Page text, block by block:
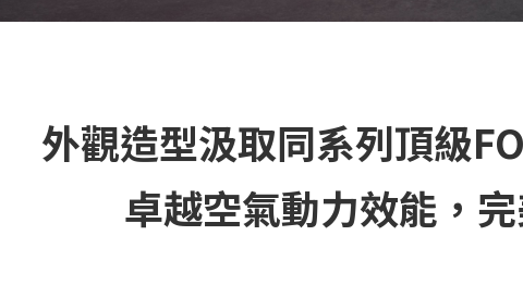
外觀造型汲取同系列頂級
卓越空氣動力效能，